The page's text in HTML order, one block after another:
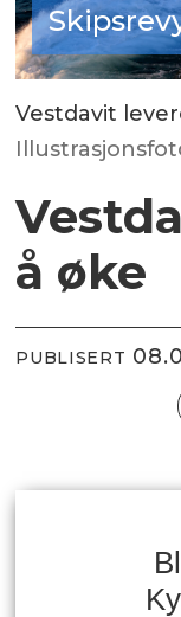
Vestdavit
å øke
PUBLISERT